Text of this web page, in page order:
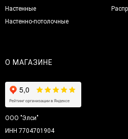
Настенные
Настенно-потолочные
О МАГАЗИНЕ
ООО "Элси"
ИНН 7704701904